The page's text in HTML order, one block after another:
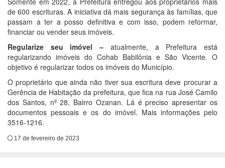
de 600 escrituras. A iniciativa dá mais segurança às famílias, que
passam a ter a posso definitiva e com isso, podem reformar,
financiar ou vender seus imóveis.
Regularize seu imóvel – atualmente, a Prefeitura está
regularizando imóveis do Cohab Babilônia e São Vicente. O
objetivo é regularizar todos os imóveis do Município.
O proprietário que ainda não tiver sua escritura deve procurar a
Gerência de Habitação da prefeitura, que fica na rua José Camilo
dos Santos, nº 28, Bairro Ozanan. Lá é preciso apresentar os
documentos pessoais e os do imóvel. Mais informações pelo
3516-1216.
17 de fevereiro de 2023